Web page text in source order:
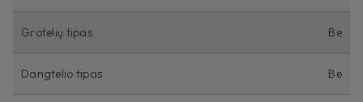
Grotelių tipas Be
Dangtelio tipas Be